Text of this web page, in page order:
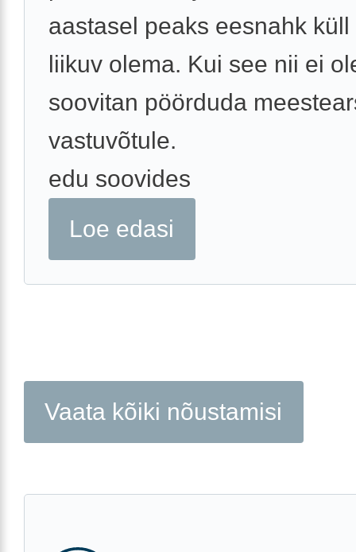
aastasel peaks eesnahk küll
liikuv olema. Kui see nii ei
soovitan pöörduda
vastuvõtule.
edu soovides
Loe edasi
Vaata kõiki nõustamisi